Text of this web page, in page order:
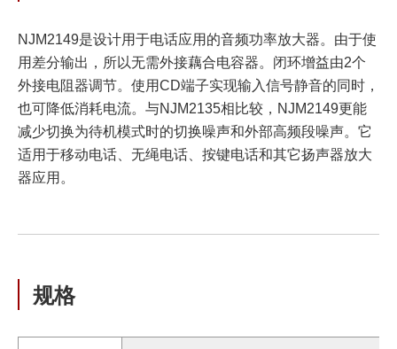
NJM2149是设计用于电话应用的音频功率放大器。由于使
用差分输出，所以无需外接藕合电容器。闭环增益由2个
外接电阻器调节。使用CD端子实现输入信号静音的同时，
也可降低消耗电流。与NJM2135相比较，NJM2149更能
减少切换为待机模式时的切换噪声和外部高频段噪声。它
适用于移动电话、无绳电话、按键电话和其它扬声器放大
器应用。
规格